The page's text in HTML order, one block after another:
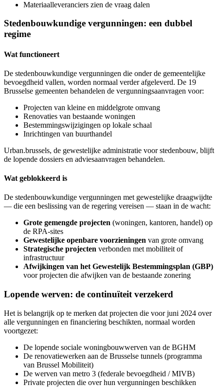
Materiaalleveranciers zien de vraag dalen
Stedenbouwkundige vergunningen: een dubbel
regime
Wat functioneert
De stedenbouwkundige vergunningen die onder de gemeentelijke
bevoegdheid vallen, worden normaal verder afgeleverd. De 19
Brusselse gemeenten behandelen de vergunningsaanvragen voor:
Projecten van kleine en middelgrote omvang
Renovaties van bestaande woningen
Bestemmingswijzigingen op lokale schaal
Inrichtingen van buurthandel
Urban.brussels, de gewestelijke administratie voor stedenbouw, blijft
de lopende dossiers en adviesaanvragen behandelen.
Wat geblokkeerd is
De stedenbouwkundige vergunningen met gewestelijke draagwijdte
— die een beslissing van de regering vereisen — staan in de wacht:
Grote gemengde projecten (woningen, kantoren, handel) op
de RPA-sites
Gewestelijke openbare voorzieningen van grote omvang
Strategische projecten verbonden met mobiliteit of
infrastructuur
Afwijkingen van het Gewestelijk Bestemmingsplan (GBP)
voor projecten die afwijken van de bestaande zonering
Lopende werven: de continuïteit verzekerd
Het is belangrijk op te merken dat projecten die voor juni 2024 over
alle vergunningen en financiering beschikten, normaal worden
voortgezet:
De lopende sociale woningbouwwerven van de BGHM
De renovatiewerken aan de Brusselse tunnels (programma
van Brussel Mobiliteit)
De werven van metro 3 (federale bevoegdheid / MIVB)
Private projecten die over hun vergunningen beschikken